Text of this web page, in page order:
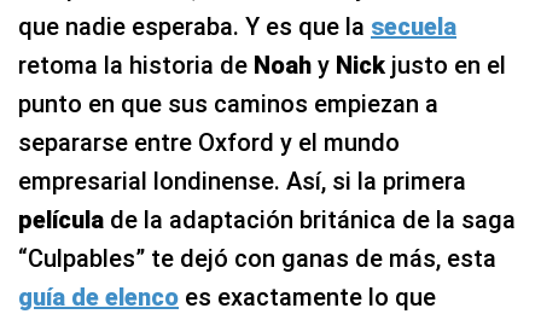
que nadie esperaba. Y es que la secuela
retoma la historia de Noah y Nick justo en el
punto en que sus caminos empiezan a
separarse entre Oxford y el mundo
empresarial londinense. Así, si la primera
película de la adaptación británica de la saga
“Culpables” te dejó con ganas de más, esta
guía de elenco es exactamente lo que